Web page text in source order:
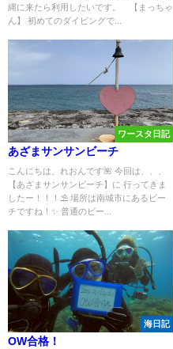
縄に来たら利用したいです。 【まっちゃ
ん】 初めてのダイビングで...
ワースタ日記
あざまサンサンビーチ
こんにちは、れおんです🌺 今回は、、、
【あざまサンサンビーチ】に 行ってきま
したー！！！⛱️ 場所は南城市にあるビー
チですね！✨ 普通のビー...
海日記
OW合格！